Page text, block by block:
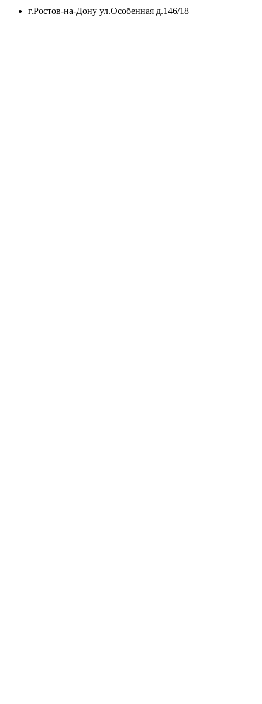
г.Ростов-на-Дону ул.Особенная д.146/18